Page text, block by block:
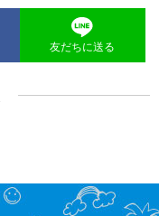
友だちに送る